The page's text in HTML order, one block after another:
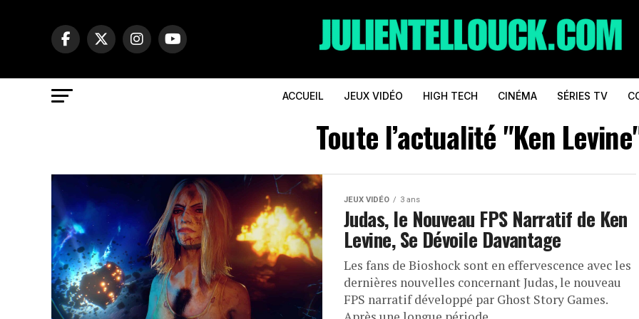
ACCUEIL JEUX VIDÉO HIGH TECH CINÉMA SÉRIES TV
Toute l’actualité "Ken
JEUX VIDÉO 3 ans
Judas, le Nouveau FPS Narratif de Ken
Levine, Se Dévoile Davantage
Les fans de Bioshock sont en effervescence avec les
dernières nouvelles concernant Judas, le nouveau
FPS narratif développé par Ghost Story Games.